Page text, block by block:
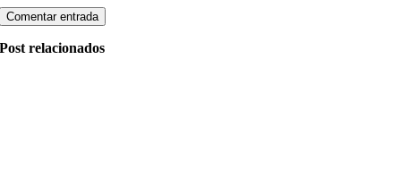
Post relacionados